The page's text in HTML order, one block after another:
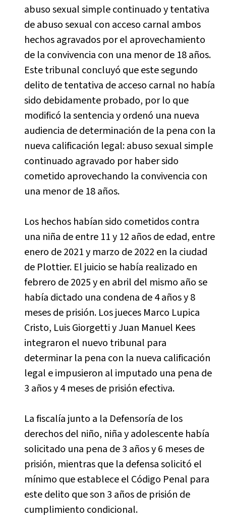
abuso sexual simple continuado y tentativa
de abuso sexual con acceso carnal ambos
hechos agravados por el aprovechamiento
de la convivencia con una menor de 18 años.
Este tribunal concluyó que este segundo
delito de tentativa de acceso carnal no había
sido debidamente probado, por lo que
modificó la sentencia y ordenó una nueva
audiencia de determinación de la pena con la
nueva calificación legal: abuso sexual simple
continuado agravado por haber sido
cometido aprovechando la convivencia con
una menor de 18 años.
Los hechos habían sido cometidos contra
una niña de entre 11 y 12 años de edad, entre
enero de 2021 y marzo de 2022 en la ciudad
de Plottier. El juicio se había realizado en
febrero de 2025 y en abril del mismo año se
había dictado una condena de 4 años y 8
meses de prisión. Los jueces Marco Lupica
Cristo, Luis Giorgetti y Juan Manuel Kees
integraron el nuevo tribunal para
determinar la pena con la nueva calificación
legal e impusieron al imputado una pena de
3 años y 4 meses de prisión efectiva.
La fiscalía junto a la Defensoría de los
derechos del niño, niña y adolescente había
solicitado una pena de 3 años y 6 meses de
prisión, mientras que la defensa solicitó el
mínimo que establece el Código Penal para
este delito que son 3 años de prisión de
cumplimiento condicional.